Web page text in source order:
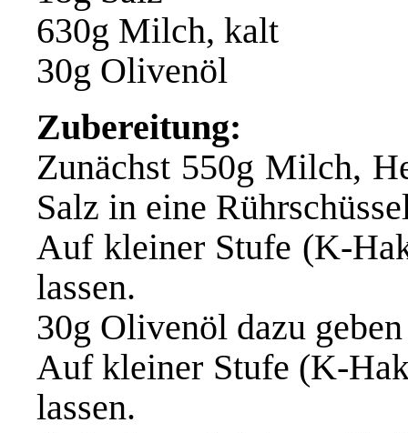
630g Milch, kalt
30g Olivenöl
Zubereitung:
Zunächst 550g Milch,
Salz in eine
Auf kleiner Stufe (K-
lassen.
30g Olivenöl dazu geben
Auf kleiner Stufe (K-
lassen.